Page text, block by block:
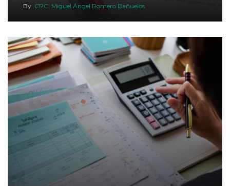
By CPC. Miguel Ángel Romero Bañuelos